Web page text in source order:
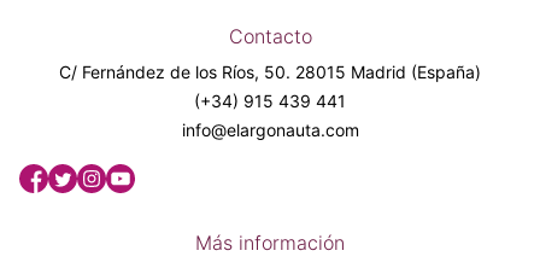
Contacto
C/ Fernández de los Ríos, 50. 28015 Madrid (España)
(+34) 915 439 441
info@elargonauta.com
Más información